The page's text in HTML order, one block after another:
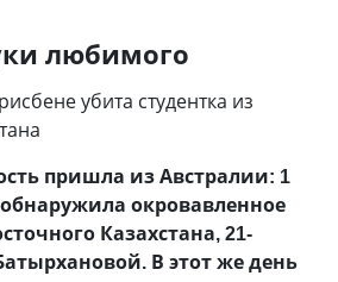
любимого
убита студентка из
пришла из Австралии: 1
окровавленное
Казахстана, 21-
В этот же день